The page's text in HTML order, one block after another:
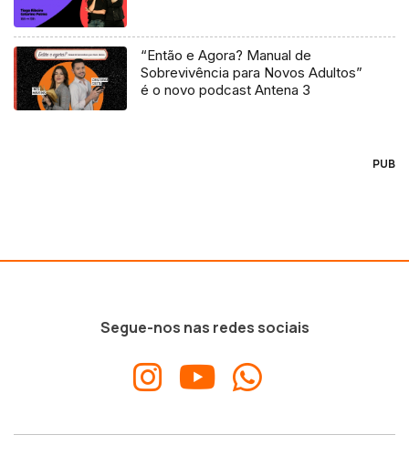
“Então e Agora? Manual de
Sobrevivência para Novos Adultos”
é o novo podcast Antena 3
PUB
Segue-nos nas redes sociais